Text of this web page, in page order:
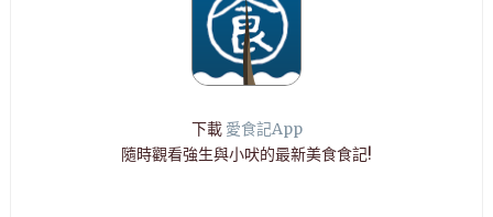
下載 愛食記App
隨時觀看強生與小吠的最新美食食記!